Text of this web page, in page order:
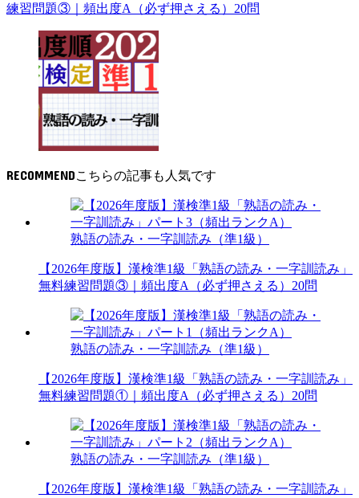
練習問題③｜頻出度A（必ず押さえる）20問
RECOMMEND
熟語の読み・一字訓読み（準1級）
【2026年度版】漢検準1級「熟語の読み・一字訓読み」
無料練習問題③｜頻出度A（必ず押さえる）20問
熟語の読み・一字訓読み（準1級）
【2026年度版】漢検準1級「熟語の読み・一字訓読み」
無料練習問題①｜頻出度A（必ず押さえる）20問
熟語の読み・一字訓読み（準1級）
【2026年度版】漢検準1級「熟語の読み・一字訓読み」